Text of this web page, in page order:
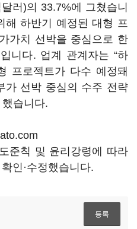
러)의 33.7%에 그쳤습니
해 하반기 예정된 대형 프
가치 선박을 중심으로 한
니다. 업계 관계자는 “하
프로젝트가 다수 예정돼
가 선박 중심의 수주 전략
습니다.
준칙 및 윤리강령에 따라
인·수정했습니다.